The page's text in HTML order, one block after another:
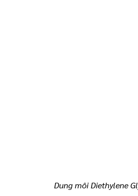
Dung môi Diethylene